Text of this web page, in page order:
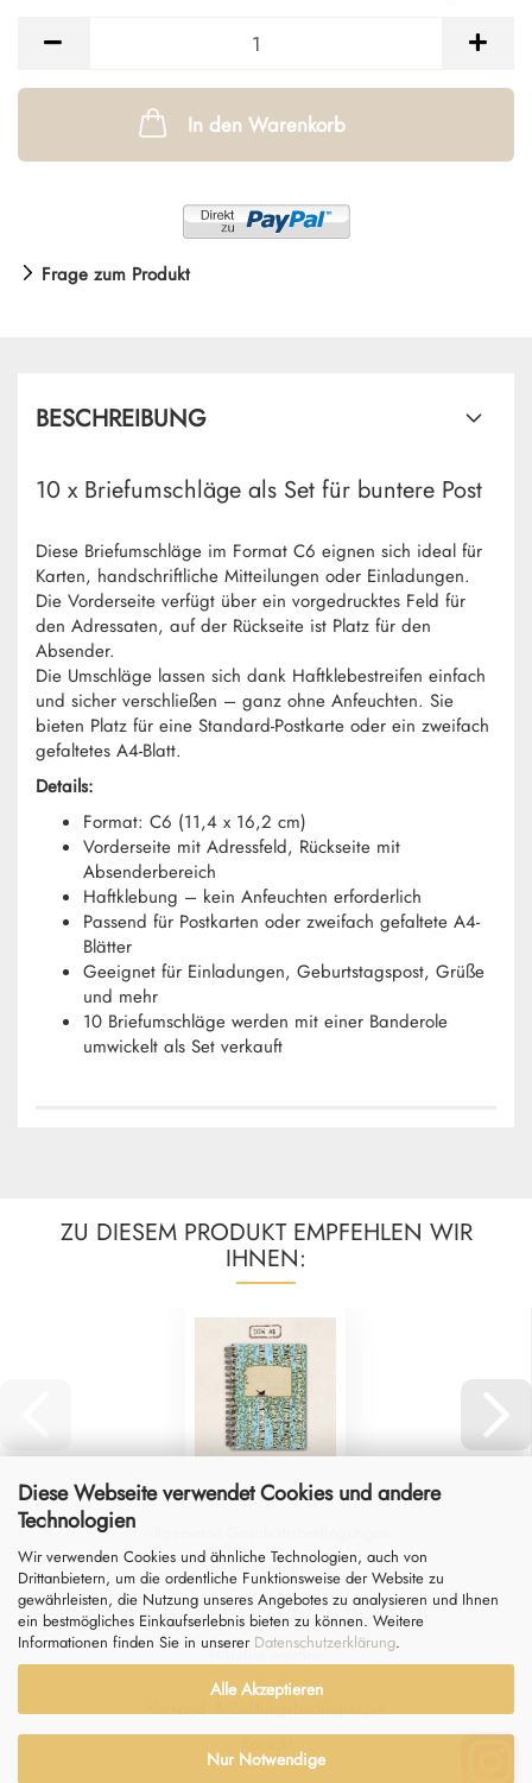
Diese Webseite verwendet Cookies und andere
Technologien
Wir verwenden Cookies und ähnliche Technologien, auch von
Drittanbietern, um die ordentliche Funktionsweise der Website zu
gewährleisten, die Nutzung unseres Angebotes zu analysieren und Ihnen
ein bestmögliches Einkaufserlebnis bieten zu können. Weitere
Informationen finden Sie in unserer Datenschutzerklärung.
Alle Akzeptieren
Nur Notwendige
In den Warenkorb
Frage zum Produkt
BESCHREIBUNG
10 x Briefumschläge als Set für buntere Post
Diese Briefumschläge im Format C6 eignen sich ideal für
Karten, handschriftliche Mitteilungen oder Einladungen.
Die Vorderseite verfügt über ein vorgedrucktes Feld für
den Adressaten, auf der Rückseite ist Platz für den
Absender.
Die Umschläge lassen sich dank Haftklebestreifen einfach
und sicher verschließen – ganz ohne Anfeuchten. Sie
bieten Platz für eine Standard-Postkarte oder ein zweifach
gefaltetes A4-Blatt.
Details:
Format: C6 (11,4 x 16,2 cm)
Vorderseite mit Adressfeld, Rückseite mit
Absenderbereich
Haftklebung – kein Anfeuchten erforderlich
Passend für Postkarten oder zweifach gefaltete A4-
Blätter
Geeignet für Einladungen, Geburtstagspost, Grüße
und mehr
10 Briefumschläge werden mit einer Banderole
umwickelt als Set verkauft
ZU DIESEM PRODUKT EMPFEHLEN WIR
IHNEN:
Impressum
Datenschutz &Widerrufsrecht
Händler werden
Versand- & Zahlungsbedingungen